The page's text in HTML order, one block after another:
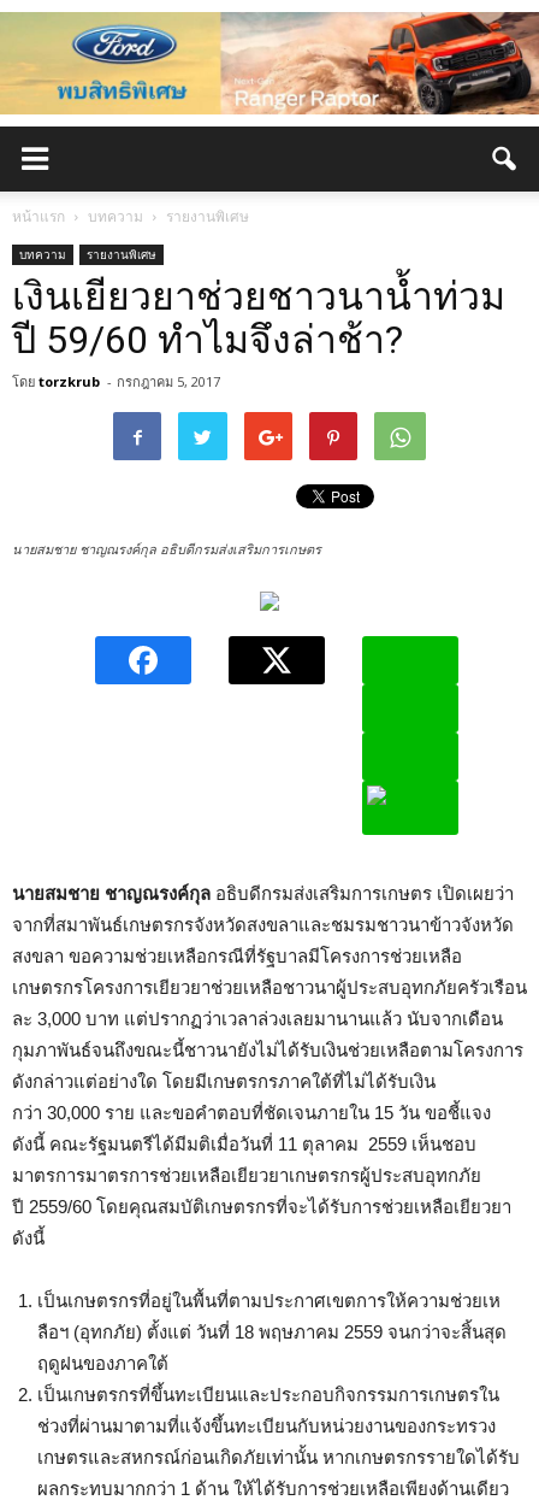
หน้าแรก บทความ รายงานพิเศษ
บทความ รายงานพิเศษ
เงินเยียวยาช่วยชาวนาน้ำท่วม
ปี 59/60 ทำไมจึงล่าช้า?
โดย torzkrub - กรกฎาคม 5, 2017
นายสมชาย ชาญณรงค์กุล อธิบดีกรมส่งเสริมการเกษตร
นายสมชาย ชาญณรงค์กุล อธิบดีกรมส่งเสริมการเกษตร เปิดเผยว่า
จากที่สมาพันธ์เกษตรกรจังหวัดสงขลาและชมรมชาวนาข้าวจังหวัด
สงขลา ขอความช่วยเหลือกรณีที่รัฐบาลมีโครงการช่วยเหลือ
เกษตรกรโครงการเยียวยาช่วยเหลือชาวนาผู้ประสบอุทกภัยครัวเรือน
ละ 3,000 บาท แต่ปรากฏว่าเวลาล่วงเลยมานานแล้ว นับจากเดือน
กุมภาพันธ์จนถึงขณะนี้ชาวนายังไม่ได้รับเงินช่วยเหลือตามโครงการ
ดังกล่าวแต่อย่างใด โดยมีเกษตรกรภาคใต้ที่ไม่ได้รับเงิน
กว่า 30,000 ราย และขอคำตอบที่ชัดเจนภายใน 15 วัน ขอชี้แจง
ดังนี้ คณะรัฐมนตรีได้มีมติเมื่อวันที่ 11 ตุลาคม 2559 เห็นชอบ
มาตรการมาตรการช่วยเหลือเยียวยาเกษตรกรผู้ประสบอุทกภัย
ปี 2559/60 โดยคุณสมบัติเกษตรกรที่จะได้รับการช่วยเหลือเยียวยา
ดังนี้
เป็นเกษตรกรที่อยู่ในพื้นที่ตามประกาศเขตการให้ความช่วยเห
ลือฯ (อุทกภัย) ตั้งแต่ วันที่ 18 พฤษภาคม 2559 จนกว่าจะสิ้นสุด
ฤดูฝนของภาคใต้
เป็นเกษตรกรที่ขึ้นทะเบียนและประกอบกิจกรรมการเกษตรใน
ช่วงที่ผ่านมาตามที่แจ้งขึ้นทะเบียนกับหน่วยงานของกระทรวง
เกษตรและสหกรณ์ก่อนเกิดภัยเท่านั้น หากเกษตรกรรายใดได้รับ
ผลกระทบมากกว่า 1 ด้าน ให้ได้รับการช่วยเหลือเพียงด้านเดียว